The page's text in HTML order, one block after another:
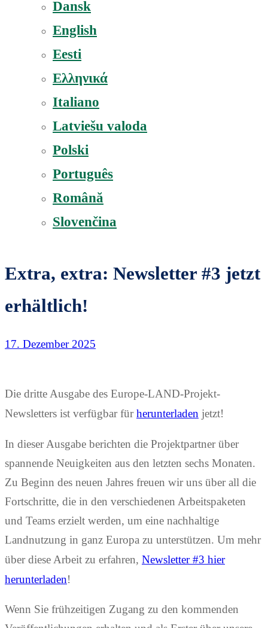
Dansk
English
Eesti
Ελληνικά
Italiano
Latviešu valoda
Polski
Português
Română
Slovenčina
Extra, extra: Newsletter #3 jetzt
erhältlich!
17. Dezember 2025
Die dritte Ausgabe des Europe-LAND-Projekt-
Newsletters ist verfügbar fürherunterladen jetzt!
In dieser Ausgabe berichten die Projektpartner über
spannende Neuigkeiten aus den letzten sechs Monaten.
Zu Beginn des neuen Jahres freuen wir uns über all die
Fortschritte, die in den verschiedenen Arbeitspaketen
und Teams erzielt werden, um eine nachhaltige
Landnutzung in ganz Europa zu unterstützen. Um mehr
über diese Arbeit zu erfahren, Newsletter #3 hier
herunterladen!
Wenn Sie frühzeitigen Zugang zu den kommenden